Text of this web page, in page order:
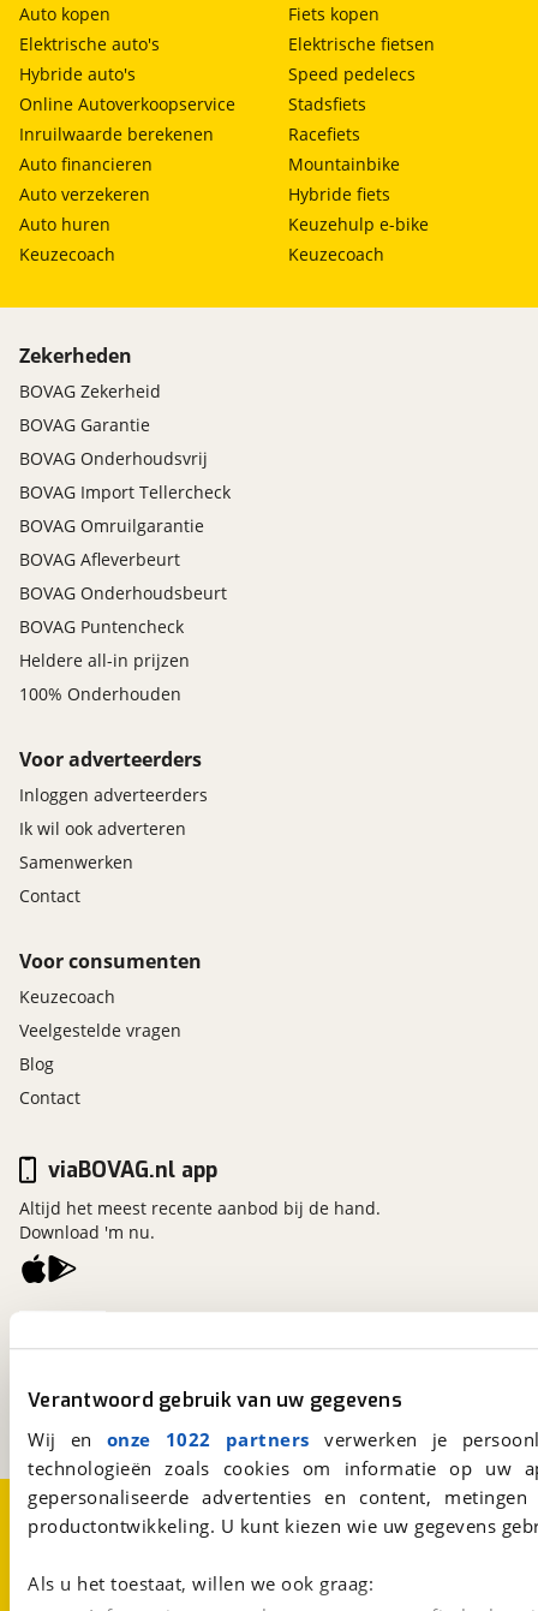
Verantwoord gebruik van uw gegevens
Wij en onze 1022 partners verwerken je
technologieën zoals cookies om informatie op
gepersonaliseerde advertenties en content,
productontwikkeling. U kunt kiezen wie uw gegevens
Als u het toestaat, willen we ook graag:
Auto kopen
Elektrische auto's
Hybride auto's
Online Autoverkoopservice
Inruilwaarde berekenen
Auto financieren
Auto verzekeren
Auto huren
Keuzecoach
Fiets kopen
Elektrische fietsen
Speed pedelecs
Stadsfiets
Racefiets
Mountainbike
Hybride fiets
Keuzehulp e-bike
Keuzecoach
Zekerheden
BOVAG Zekerheid
BOVAG Garantie
BOVAG Onderhoudsvrij
BOVAG Import Tellercheck
BOVAG Omruilgarantie
BOVAG Afleverbeurt
BOVAG Onderhoudsbeurt
BOVAG Puntencheck
Heldere all-in prijzen
100% Onderhouden
Voor adverteerders
Inloggen adverteerders
Ik wil ook adverteren
Samenwerken
Contact
Voor consumenten
Keuzecoach
Veelgestelde vragen
Blog
Contact
Een initiatief van
viaBOVAG.nl app
Altijd het meest recente aanbod bij de hand.
Download 'm nu.
Over viaBOVAG.nlDisclaimer- en Privacyverklaring
CookievoorkeurenVacatures